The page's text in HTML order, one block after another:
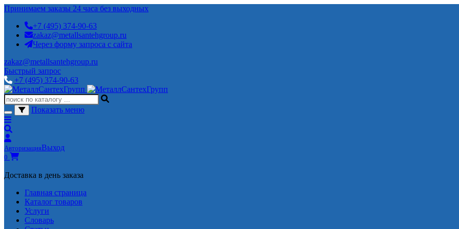
Принимаем заказы 24 часа без выходных
+7 (495) 374-90-63
zakaz@metallsantehgroup.ru
Через форму запроса с сайта
zakaz@metallsantehgroup.ru
Быстрый запрос
+7 (495) 374-90-63
Показать меню
АвторизацияВыход
0
Доставка в день заказа
Главная страница
Каталог товаров
Услуги
Словарь